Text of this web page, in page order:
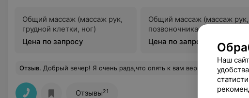
Общий массаж (массаж рук,
грудной клетки, ног)
Цена по запросу
Общий массаж (массаж рук,
позвоночника, ног)
Цена по запросу
Отзыв. Добрый вечер! Я очень рада,что опять к вам вернулись! Хочу поблагодарить Защука Александра за персональные тренировки с 14-15! Это было круто, он нам уделял макс внимания и вообще хороший и позитивный человечек! Все очень при очень понравилось!Спасибо за вкусную еду (для меня это конечно многовато)!Персонал очень гостеприимный и вежливый, за это тоже конечно спасибо!Эти 21 день были для
Отзывы21
Наш